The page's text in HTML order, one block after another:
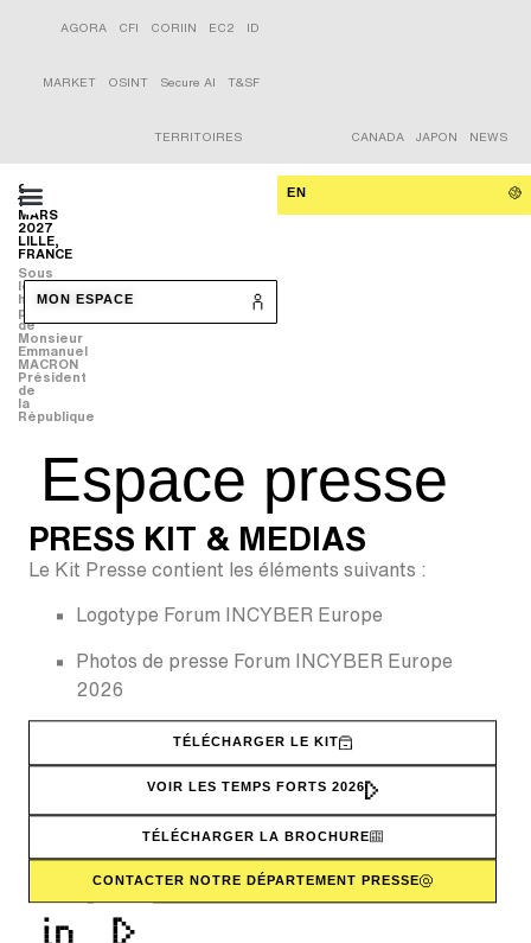
AGORA CFI CORIIN EC2 ID
MARKET OSINT Secure AI T&SF
TERRITOIRES CANADA JAPON NEWS
9-
11
MARS
2027
LILLE,
FRANCE
Sous
le
haut
patronage
de
Monsieur
Emmanuel
MACRON
Président
de
la
République
EN
MON ESPACE
Espace presse
PRESS KIT & MEDIAS
Le Kit Presse contient les éléments suivants :
Logotype Forum INCYBER Europe
Photos de presse Forum INCYBER Europe
2026
TÉLÉCHARGER LE KIT
VOIR LES TEMPS FORTS 2026
TÉLÉCHARGER LA BROCHURE
CONTACTER NOTRE DÉPARTEMENT PRESSE